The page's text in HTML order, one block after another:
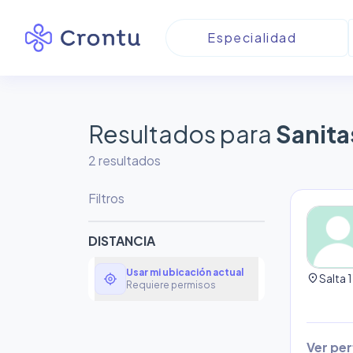
Resultados para
2resultados
Filtros
DISTANCIA
my_location
Usar mi ubicación actual
Requiere permisos
location_onSalta
Ver